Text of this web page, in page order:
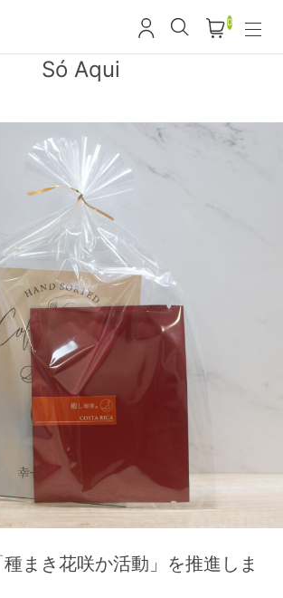
0
Só Aqui
まき花咲か活動」を推進しま